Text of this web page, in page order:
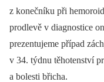
z konečníku při
prodlevě v diagnostice
prezentujeme případ
v 34. týdnu těhotenství
a bolesti břicha.